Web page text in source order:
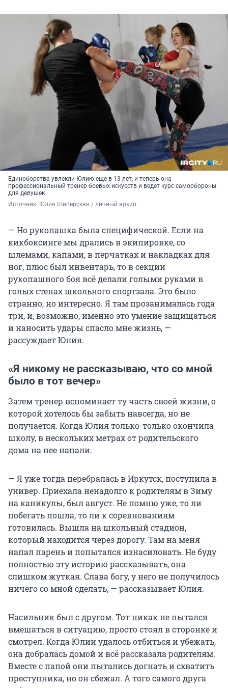
Единоборства увлекли Юлию еще в 13 лет, и теперь она
профессиональный тренер боевых искусств и ведет курс самообороны
для девушек
Источник: Юлия Шиверская / личный архив
— Но рукопашка была специфической. Если на
кикбоксинге мы дрались в экипировке, со
шлемами, капами, в перчатках и накладках для
ног, плюс был инвентарь, то в секции
рукопашного боя всё делали голыми руками в
голых стенах школьного спортзала. Это было
странно, но интересно. Я там прозанималась года
три, и, возможно, именно это умение защищаться
и наносить удары спасло мне жизнь, —
рассуждает Юлия.
«Я никому не рассказываю, что со мной
было в тот вечер»
Затем тренер вспоминает ту часть своей жизни, о
которой хотелось бы забыть навсегда, но не
получается. Когда Юлия только-только окончила
школу, в нескольких метрах от родительского
дома на нее напали.
— Я уже тогда перебралась в Иркутск, поступила в
универ. Приехала ненадолго к родителям в Зиму
на каникулы, был август. Не помню уже, то ли
побегать пошла, то ли к соревнованиям
готовилась. Вышла на школьный стадион,
который находится через дорогу. Там на меня
напал парень и попытался изнасиловать. Не буду
полностью эту историю рассказывать, она
слишком жуткая. Слава богу, у него не получилось
ничего со мной сделать, — рассказывает Юлия.
Насильник был с другом. Тот никак не пытался
вмешаться в ситуацию, просто стоял в сторонке и
смотрел. Когда Юлии удалось отбиться и убежать,
она добралась домой и всё рассказала родителям.
Вместе с папой они пытались догнать и схватить
преступника, но он сбежал. А того самого друга